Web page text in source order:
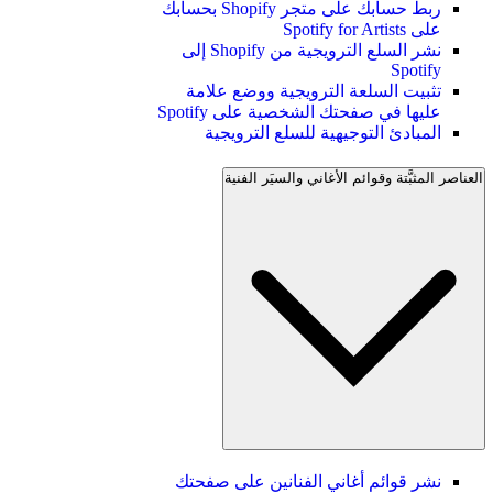
ربط حسابك على متجر Shopify بحسابك
على Spotify for Artists
نشر السلع الترويجية من Shopify إلى
Spotify
تثبيت السلعة الترويجية ووضع علامة
عليها في صفحتك الشخصية على Spotify
المبادئ التوجيهية للسلع الترويجية
العناصر المثبَّتة وقوائم الأغاني والسيَر الفنية
نشر قوائم أغاني الفنانين على صفحتك